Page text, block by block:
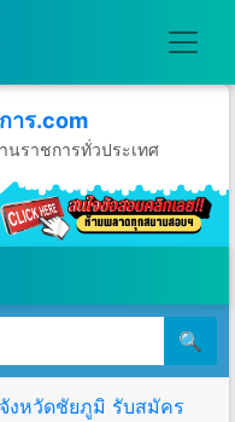
าร.com
นราชการทั่วประเทศ
หาคม พ.ศ.2569
🔍
งหวัดชัยภูมิ รับสมัคร